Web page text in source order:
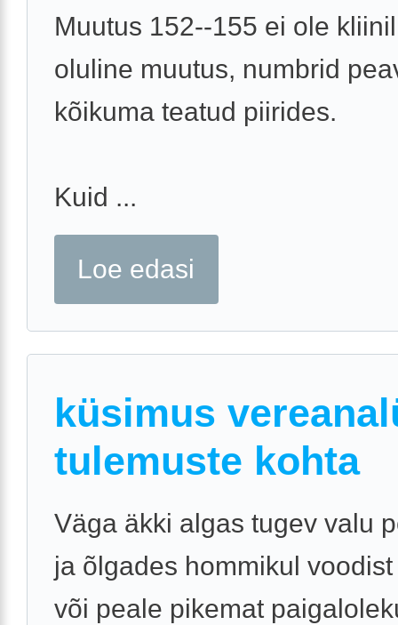
Muutus 152--155 ei ole
oluline muutus, numbrid
kõikuma teatud piirides.
Kuid ...
Loe edasi
küsimus
tulemuste kohta
Väga äkki algas tugev valu
ja õlgades hommikul
või peale pikemat